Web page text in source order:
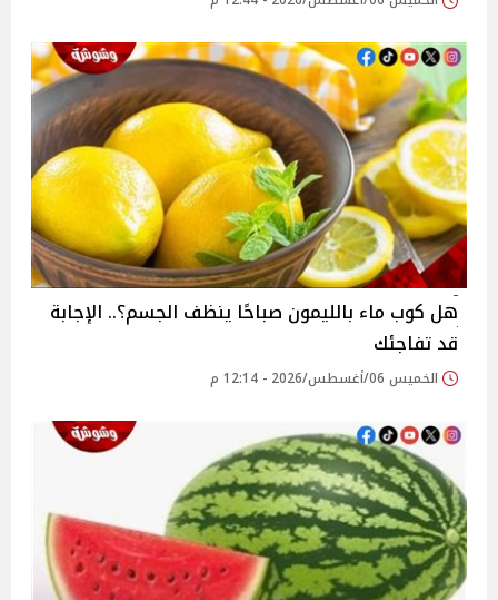
هل كوب ماء بالليمون صباحًا ينظف الجسم؟.. الإجابة
قد تفاجئك
الخميس 06/أغسطس/2026 - 12:14 م